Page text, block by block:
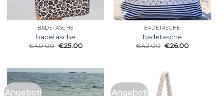
BADETASCHE
badetasche
€40.00 €25.00
BADETASCHE
badetasche
€42.00 €26.00
Angebot! Angebot!